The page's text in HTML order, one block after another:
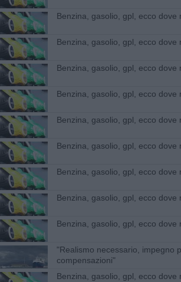
​Benzina, gasolio, gpl, ecco dove
​Benzina, gasolio, gpl, ecco dove
​Benzina, gasolio, gpl, ecco dove
​Benzina, gasolio, gpl, ecco dove
​Benzina, gasolio, gpl, ecco dove
​Benzina, gasolio, gpl, ecco dove
​Benzina, gasolio, gpl, ecco dove
​Benzina, gasolio, gpl, ecco dove
​Benzina, gasolio, gpl, ecco dove
"Realismo necessario, impegno
compensazioni"
​Benzina, gasolio, gpl, ecco dove